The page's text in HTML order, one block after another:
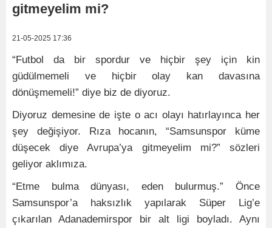
gitmeyelim mi?
21-05-2025 17:36
“Futbol da bir spordur ve hiçbir şey için kin
güdülmemeli ve hiçbir olay kan davasına
dönüşmemeli!” diye biz de diyoruz.
Diyoruz demesine de işte o acı olayı hatırlayınca her
şey değişiyor. Rıza hocanın, “Samsunspor küme
düşecek diye Avrupa’ya gitmeyelim mi?” sözleri
geliyor aklımıza.
“Etme bulma dünyası, eden bulurmuş.” Önce
Samsunspor’a haksızlık yapılarak Süper Lig’e
çıkarılan Adanademirspor bir alt ligi boyladı. Aynı